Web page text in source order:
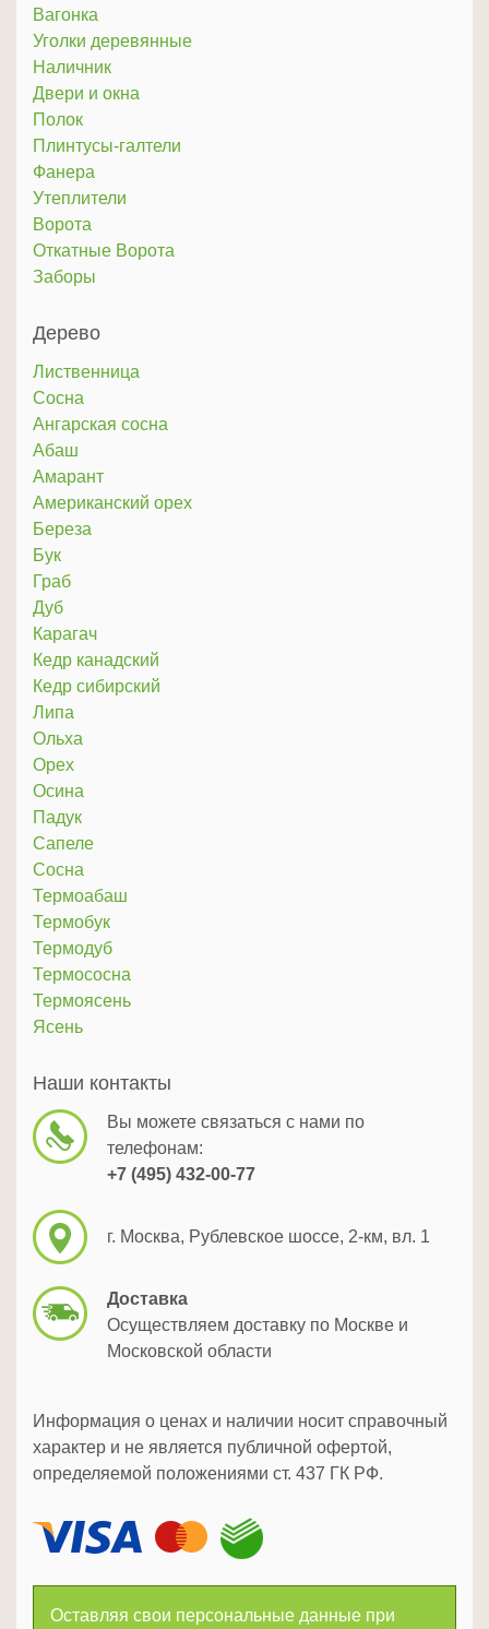
Вагонка
Уголки деревянные
Наличник
Двери и окна
Полок
Плинтусы-галтели
Фанера
Утеплители
Ворота
Откатные Ворота
Заборы
Дерево
Лиственница
Сосна
Ангарская сосна
Абаш
Амарант
Американский орех
Береза
Бук
Граб
Дуб
Карагач
Кедр канадский
Кедр сибирский
Липа
Ольха
Орех
Осина
Падук
Сапеле
Сосна
Термоабаш
Термобук
Термодуб
Термососна
Термоясень
Ясень
Наши контакты
Вы можете связаться с нами по
телефонам:
+7 (495) 432-00-77
г. Москва, Рублевское шоссе, 2-км, вл. 1
Доставка
Осуществляем доставку по Москве и
Московской области
Информация о ценах и наличии носит справочный
характер и не является публичной офертой,
определяемой положениями ст. 437 ГК РФ.
Оставляя свои персональные данные при